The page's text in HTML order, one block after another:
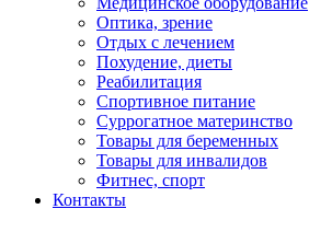
Оптика, зрение
Отдых с лечением
Похудение, диеты
Реабилитация
Спортивное питание
Суррогатное материнство
Товары для беременных
Товары для инвалидов
Фитнес, спорт
Контакты